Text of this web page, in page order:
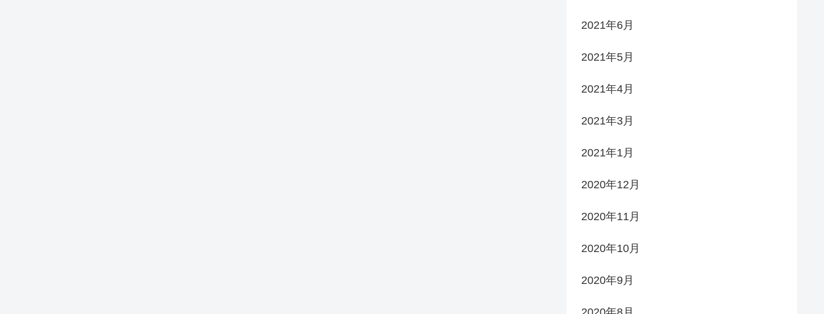
2021年6月
2021年5月
2021年4月
2021年3月
2021年1月
2020年12月
2020年11月
2020年10月
2020年9月